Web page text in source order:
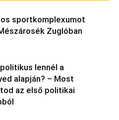
sportkomplexumot
Zuglóban
lennél a
alapján? – Most
az első politikai